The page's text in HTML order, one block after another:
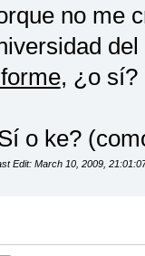
no me
, ¿o sí?
o ke?
Edit: March 10, 2009,